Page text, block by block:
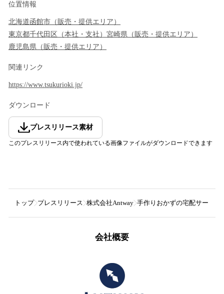
位置情報
北海道函館市 （販売・提供エリア ）
東京都千代田区 （本社・支社 ） 宮崎県 （販売・提供エリア ）
鹿児島県 （販売・提供エリア ）
関連リンク
https://www.tsukurioki.jp/
ダウンロード
プレスリリース素材
このプレスリリース内で使われている画像ファイルがダウンロードできます
トップ プレスリリース 株式会社Antway 手作りおかずの宅配サービ
会社概要